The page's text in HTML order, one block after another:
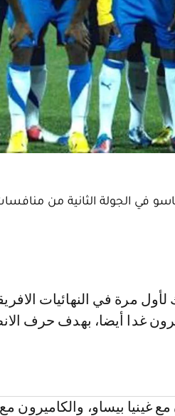
في الجولة الثانية من
غدا أيضا، بهدف حرف
غينيا بيساو، والكاميرون مع